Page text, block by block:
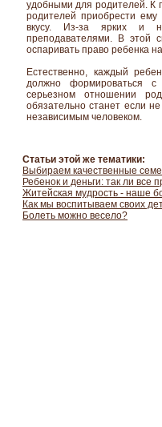
удобными для родителей. К
родителей приобрести
вкусу. Из-за ярких и
преподавателями. В этой
оспаривать право ребенка
Естественно, каждый
должно формироваться с
серьезном отношении
обязательно станет если
независимым человеком.
Статьи этой же тематики:
Выбираем качественные
Ребенок и деньги: так ли все
Житейская мудрость - наше
Как мы воспитываем своих
Болеть можно весело?